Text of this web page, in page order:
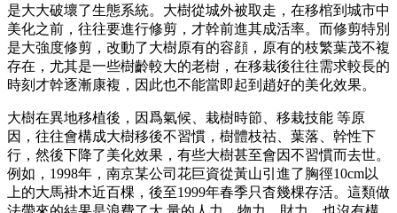
是大大破壞了生態系統。大樹從城外被取走，在移棺到城市中
美化之前，往往要進行修剪，才幹前進其成活率。而修剪特別
是大強度修剪，改動了大樹原有的容顔，原有的枝繁葉茂不複
存在，尤其是一些樹齡較大的老樹，在移栽後往往需求較長的
時刻才幹逐漸康複，因此也不能當即起到趙好的美化效果。
大樹在異地移植後，因爲氣候、栽樹時節、移栽技能 等原
因，往往會構成大樹移後不習慣，樹體枝祜、葉落、幹性下
行，然後下降了美化效果，有些大樹甚至會因不習慣而去世。
例如，1998年，南京某公司花巨資從黃山引進了胸徑10cm以
上的大馬褂木近百棵，後至1999年春季只杳幾棵存活。這類做